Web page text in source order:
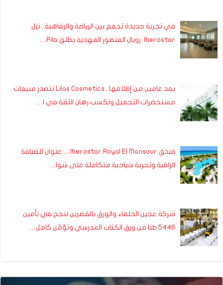
في تجربة جديدة تجمع بين الرياضة والرفاهية.. نزل
Iberostar رويال المنصور المهدية يطلق Pila…
بعد عامين من إطلاقها.. Lilas Cosmetics تتصدر مبيعات
مستحضرات التجميل وتكسب رهان الثقة في ا…
فندق Iberostar Royal El Mansour… عنوان للضيافة
الراقية وتجربة سياحية متكاملة على شوا…
شركة عجين الحلفاء والورق بالقصرين تنجح في تأمين
5446 طنا من ورق الكتاب المدرسي وتؤمّن كامل…